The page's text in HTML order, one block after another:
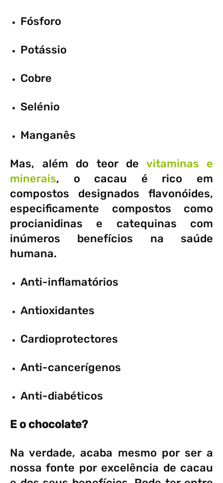
Fósforo
Potássio
Cobre
Selénio
Manganês
Mas, além do teor de vitaminas e
minerais, o cacau é rico em
compostos designados flavonóides,
especificamente compostos como
procianidinas e catequinas com
inúmeros benefícios na saúde
humana.
Anti-inflamatórios
Antioxidantes
Cardioprotectores
Anti-cancerígenos
Anti-diabéticos
E o chocolate?
Na verdade, acaba mesmo por ser a
nossa fonte por excelência de cacau